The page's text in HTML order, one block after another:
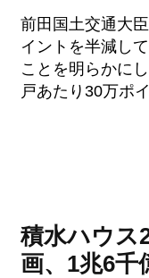
前田国土交通大
イントを半減し
ことを明らかに
戸あたり30万ポ
積水ハウス
画、1兆6千